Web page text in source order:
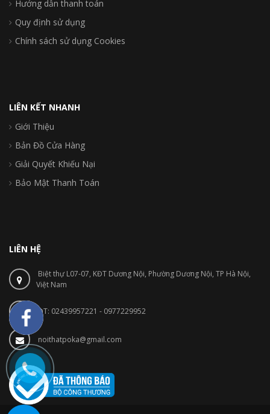
Hướng dẫn thanh toán
Quy định sử dụng
Chính sách sử dụng Cookies
LIÊN KẾT NHANH
Giới Thiệu
Bản Đồ Cửa Hàng
Giải Quyết Khiếu Nại
Bảo Mật Thanh Toán
LIÊN HỆ
Biệt thự L07-07, KĐT Dương Nội, Phường Dương Nội, TP Hà Nội,
Việt Nam
ĐT: 02439957221 - 0977229952
noithatpoka@gmail.com